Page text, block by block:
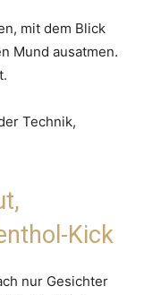
mit dem Blick
Mund ausatmen.
Technik,
Kick
nur Gesichter